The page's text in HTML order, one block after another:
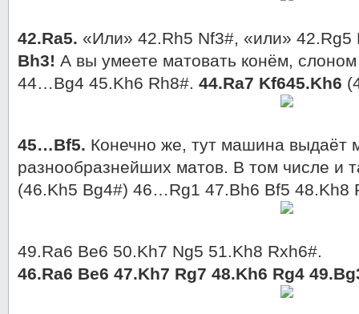
42.Ra5. «Или» 42.Rh5 Nf3#, «или»
Bh3! А вы умеете матовать конём,
44…Bg4 45.Kh6 Rh8#. 44.Ra7 Kf645.Kh6
45…Bf5. Конечно же, тут машина выдаёт
разнообразнейших матов. В том числе и
(46.Kh5 Bg4#) 46…Rg1 47.Bh6 Bf5 48.Kh8
49.Ra6 Be6 50.Kh7 Ng5 51.Kh8 Rxh6#.
46.Ra6 Be6 47.Kh7 Rg7 48.Kh6 Rg4